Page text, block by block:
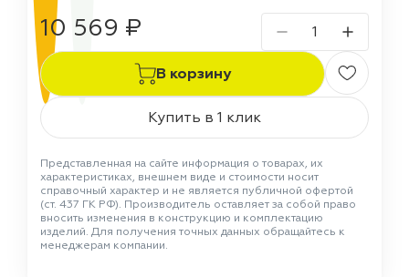
10 569 ₽
В корзину
Купить в 1 клик
Представленная на сайте информация о товарах, их
характеристиках, внешнем виде и стоимости носит
справочный характер и не является публичной офертой
(ст. 437 ГК РФ). Производитель оставляет за собой право
вносить изменения в конструкцию и комплектацию
изделий. Для получения точных данных обращайтесь к
менеджерам компании.